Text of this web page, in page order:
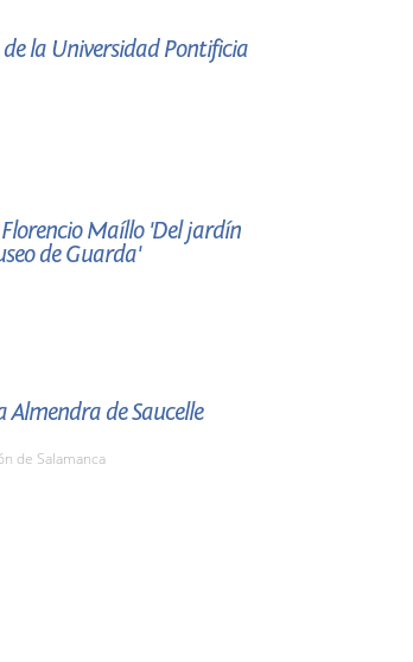
la Universidad Pontificia
Maíllo 'Del jardín
de Guarda'
Almendra de Saucelle
de Salamanca